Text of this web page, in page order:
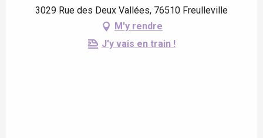
3029 Rue des Deux Vallées, 76510 Freulleville
M'y rendre
J'y vais en train !